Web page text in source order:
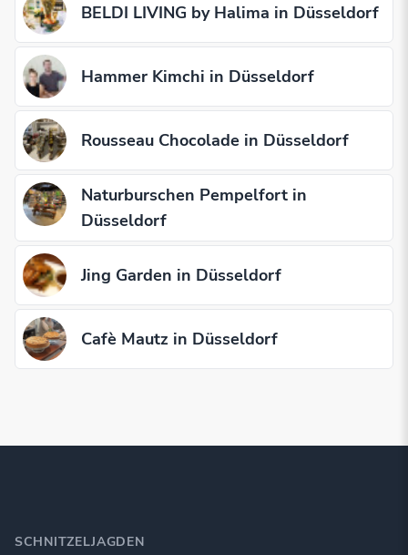
BELDI LIVING by Halima in Düsseldorf
Hammer Kimchi in Düsseldorf
Rousseau Chocolade in Düsseldorf
Naturburschen Pempelfort in
Düsseldorf
Jing Garden in Düsseldorf
Cafè Mautz in Düsseldorf
SCHNITZELJAGDEN